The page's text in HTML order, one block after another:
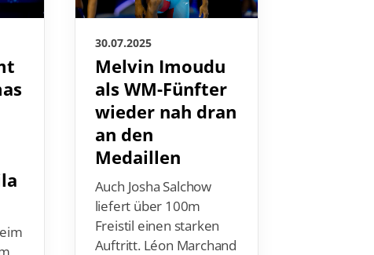
30.07.2025
Melvin Imoudu
als WM-Fünfter
wieder nah dran
an den
Medaillen
Auch Josha Salchow
liefert über 100m
Freistil einen starken
Auftritt. Léon Marchand